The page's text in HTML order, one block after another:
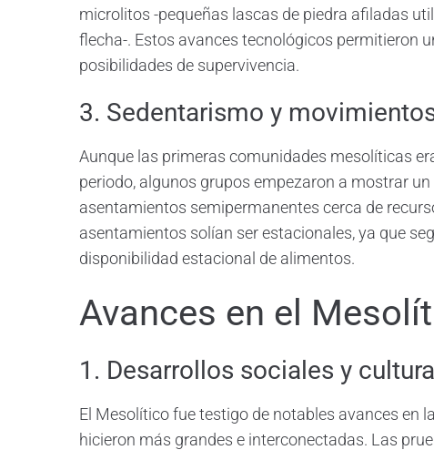
microlitos -pequeñas lascas de piedra afiladas
flecha-. Estos avances tecnológicos permitieron
posibilidades de supervivencia.
3. Sedentarismo y
Aunque las primeras comunidades mesolíticas
periodo, algunos grupos empezaron a mostrar
asentamientos semipermanentes cerca de
asentamientos solían ser estacionales, ya que
disponibilidad estacional de alimentos.
Avances en el
1. Desarrollos sociales y
El Mesolítico fue testigo de notables avances en
hicieron más grandes e interconectadas. Las